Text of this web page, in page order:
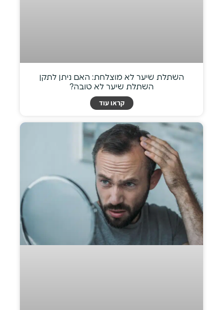
השתלת שיער לא מוצלחת: האם ניתן לתקן
השתלת שיער לא טובה?
קראו עוד